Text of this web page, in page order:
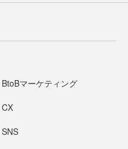
BtoBマーケティング
CX
SNS